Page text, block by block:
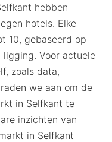
hebben
hotels. Elke
10, gebaseerd op
Voor actuele
zoals data,
we aan om de
in Selfkant te
inzichten van
in Selfkant